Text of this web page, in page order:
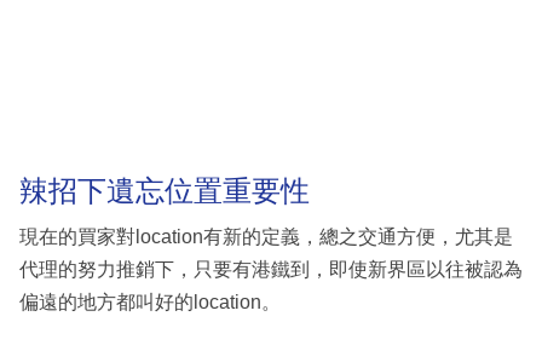
辣招下遺忘位置重要性
現在的買家對location有新的定義，總之交通方便，尤其是
代理的努力推銷下，只要有港鐵到，即使新界區以往被認為
偏遠的地方都叫好的location。